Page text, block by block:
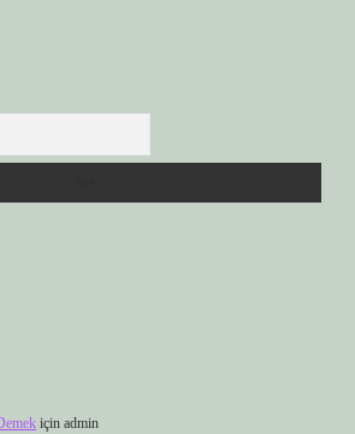
için admin